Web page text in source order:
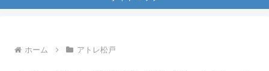
ホーム アトレ松戸